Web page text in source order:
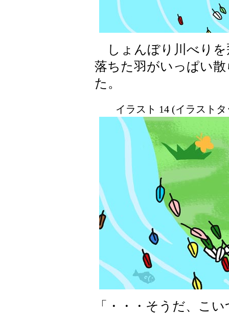
しょんぼり川べりを
落ちた羽がいっぱい
た。
イラスト 14 (イラスト
「・・・そうだ、こ